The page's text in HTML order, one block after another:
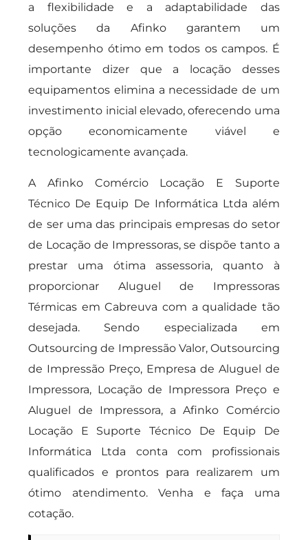
a flexibilidade e a adaptabilidade das
soluções da Afinko garantem um
desempenho ótimo em todos os campos. É
importante dizer que a locação desses
equipamentos elimina a necessidade de um
investimento inicial elevado, oferecendo uma
opção economicamente viável e
tecnologicamente avançada.
A Afinko Comércio Locação E Suporte
Técnico De Equip De Informática Ltda além
de ser uma das principais empresas do setor
de Locação de Impressoras, se dispõe tanto a
prestar uma ótima assessoria, quanto à
proporcionar Aluguel de Impressoras
Térmicas em Cabreuva com a qualidade tão
desejada. Sendo especializada em
Outsourcing de Impressão Valor, Outsourcing
de Impressão Preço, Empresa de Aluguel de
Impressora, Locação de Impressora Preço e
Aluguel de Impressora, a Afinko Comércio
Locação E Suporte Técnico De Equip De
Informática Ltda conta com profissionais
qualificados e prontos para realizarem um
ótimo atendimento. Venha e faça uma
cotação.